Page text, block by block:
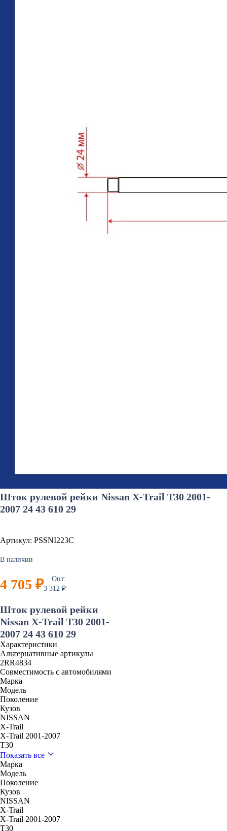
Шток рулевой рейки Nissan X-Trail T30 2001-
2007 24 43 610 29
Артикул: PSSNI223C
В наличии
4 705 ₽
Опт:
3 312 ₽
Шток рулевой рейки
Nissan X-Trail T30 2001-
2007 24 43 610 29
Характеристики
Альтернативные артикулы
2RR4834
Совместимость с автомобилями
Марка
Модель
Поколение
Кузов
NISSAN
X-Trail
X-Trail 2001-2007
T30
Показать все
Марка
Модель
Поколение
Кузов
NISSAN
X-Trail
X-Trail 2001-2007
T30